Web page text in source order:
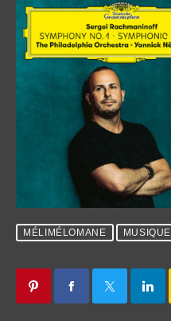
MÉLIMÉLOMANE MUSIQUE